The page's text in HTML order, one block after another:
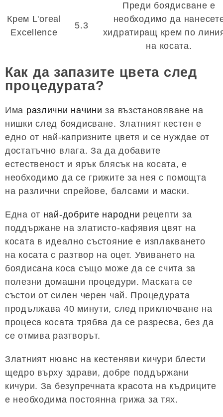
Крем L'oreal
Excellence
5.3
Преди боядисване е
необходимо да
хидратиращ крем по
на косата.
Как да запазите цвета след
процедурата?
Има различни начини за възстановяване на
нишки след боядисване. Златният кестен е
едно от най-капризните цветя и се нуждае от
достатъчно влага. За да добавите
естественост и ярък блясък на косата, е
необходимо да се грижите за нея с помощта
на различни спрейове, балсами и маски.
Една от най-добрите народни рецепти за
поддържане на златисто-кафявия цвят на
косата в идеално състояние е изплакването
на косата с разтвор на оцет. Увиването на
боядисана коса също може да се счита за
полезни домашни процедури. Маската се
състои от силен черен чай. Процедурата
продължава 40 минути, след приключване на
процеса косата трябва да се разресва, без да
се отмива разтворът.
Златният нюанс на кестеняви кичури блести
щедро върху здрави, добре поддържани
кичури. За безупречната красота на къдриците
е необходима постоянна грижа за тях.